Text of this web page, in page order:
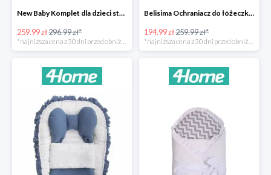
New Baby Komplet dla dzieci stolik i krzesełka -12%
259.99 zł296.99 zł*
*najniższa cena z 30 dni przed obniżką
Belisima Ochraniacz do łóżeczka Warkocz -25%
194.99 zł259.99 zł*
*najniższa cena z 30 dni przed obniżką